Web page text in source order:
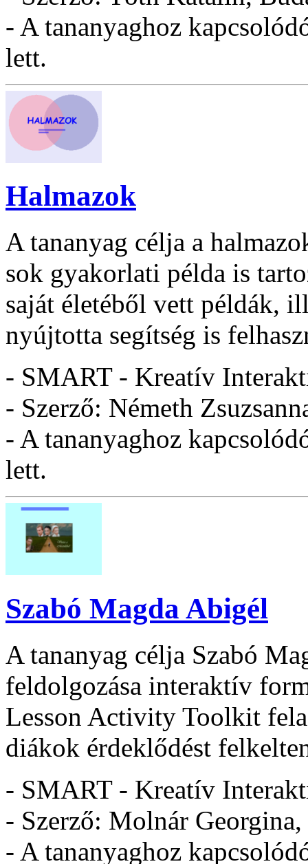
- A tananyaghoz
lett.
Halmazok
A tananyag célja a
sok gyakorlati példa is
saját életéből vett példák,
nyújtotta segítség is
- SMART - Kreatív
- Szerző: Németh
- A tananyaghoz
lett.
Szabó Magda Abigél
A tananyag célja Szabó
feldolgozása interaktív
Lesson Activity Toolkit
diákok érdeklődést
- SMART - Kreatív
- Szerző: Molnár Georgina,
- A tananyaghoz